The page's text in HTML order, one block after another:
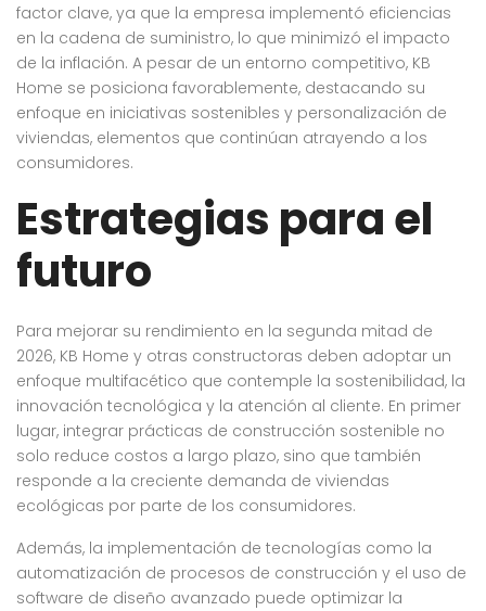
factor clave, ya que la empresa implementó eficiencias
en la cadena de suministro, lo que minimizó el impacto
de la inflación. A pesar de un entorno competitivo, KB
Home se posiciona favorablemente, destacando su
enfoque en iniciativas sostenibles y personalización de
viviendas, elementos que continúan atrayendo a los
consumidores.
Estrategias para el
futuro
Para mejorar su rendimiento en la segunda mitad de
2026, KB Home y otras constructoras deben adoptar un
enfoque multifacético que contemple la sostenibilidad, la
innovación tecnológica y la atención al cliente. En primer
lugar, integrar prácticas de construcción sostenible no
solo reduce costos a largo plazo, sino que también
responde a la creciente demanda de viviendas
ecológicas por parte de los consumidores.
Además, la implementación de tecnologías como la
automatización de procesos de construcción y el uso de
software de diseño avanzado puede optimizar la